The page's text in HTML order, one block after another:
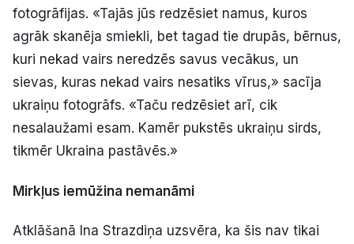
fotogrāfijas. «Tajās jūs redzēsiet namus, kuros
agrāk skanēja smiekli, bet tagad tie drupās, bērnus,
kuri nekad vairs neredzēs savus vecākus, un
sievas, kuras nekad vairs nesatiks vīrus,» sacīja
ukraiņu fotogrāfs. «Taču redzēsiet arī, cik
nesalaužami esam. Kamēr pukstēs ukraiņu sirds,
tikmēr Ukraina pastāvēs.»
Mirkļus iemūžina nemanāmi
Atklāšanā Ina Strazdiņa uzsvēra, ka šis nav tikai